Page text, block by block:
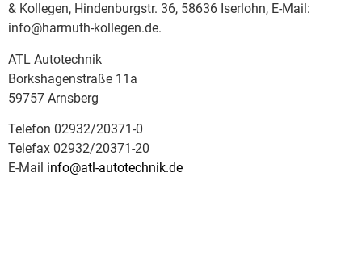
& Kollegen, Hindenburgstr. 36, 58636 Iserlohn, E-Mail:
info@harmuth-kollegen.de.
ATL Autotechnik
Borkshagenstraße 11a
59757 Arnsberg
Telefon 02932/20371-0
Telefax 02932/20371-20
E-Mail info@atl-autotechnik.de